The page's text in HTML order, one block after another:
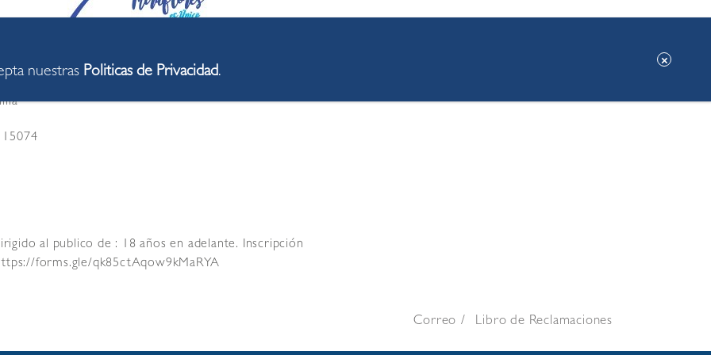
al publico de : 18 años en adelante. Inscripción
forms.gle/qk85ctAqow9kMaRYA
Correo Libro de Reclamaciones
nuestras Politicas de Privacidad.